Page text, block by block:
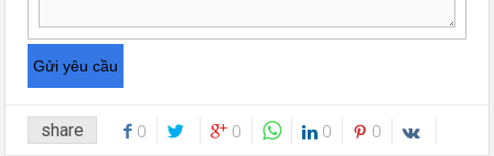
share 0 0 0 0